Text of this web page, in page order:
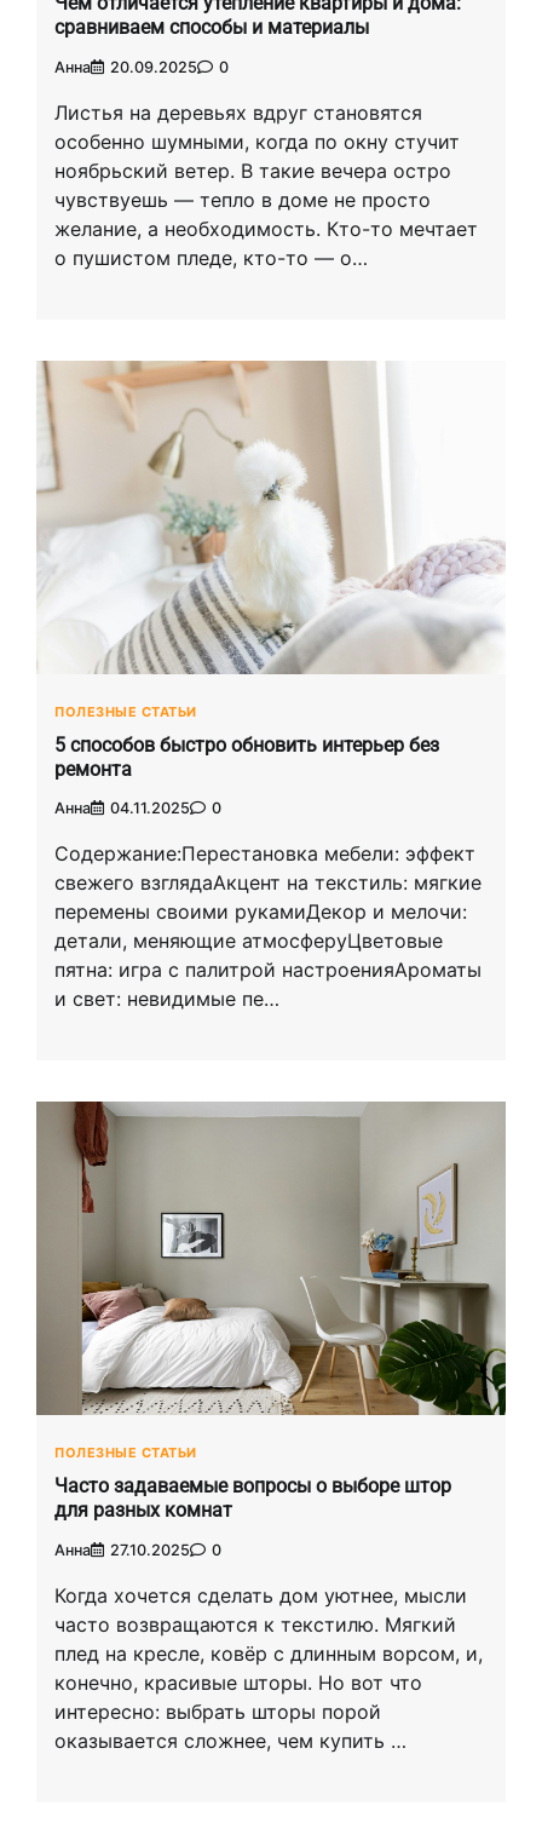
сравниваем способы и материалы
Анна 20.09.2025 0
Листья на деревьях вдруг становятся
особенно шумными, когда по окну стучит
ноябрьский ветер. В такие вечера остро
чувствуешь — тепло в доме не просто
желание, а необходимость. Кто-то мечтает
о пушистом пледе, кто-то — о…
ПОЛЕЗНЫЕ СТАТЬИ
5 способов быстро обновить интерьер без
ремонта
Анна 04.11.2025 0
Содержание:Перестановка мебели: эффект
свежего взглядаАкцент на текстиль: мягкие
перемены своими рукамиДекор и мелочи:
детали, меняющие атмосферуЦветовые
пятна: игра с палитрой настроенияАроматы
и свет: невидимые пе…
ПОЛЕЗНЫЕ СТАТЬИ
Часто задаваемые вопросы о выборе штор
для разных комнат
Анна 27.10.2025 0
Когда хочется сделать дом уютнее, мысли
часто возвращаются к текстилю. Мягкий
плед на кресле, ковёр с длинным ворсом, и,
конечно, красивые шторы. Но вот что
интересно: выбрать шторы порой
оказывается сложнее, чем купить …